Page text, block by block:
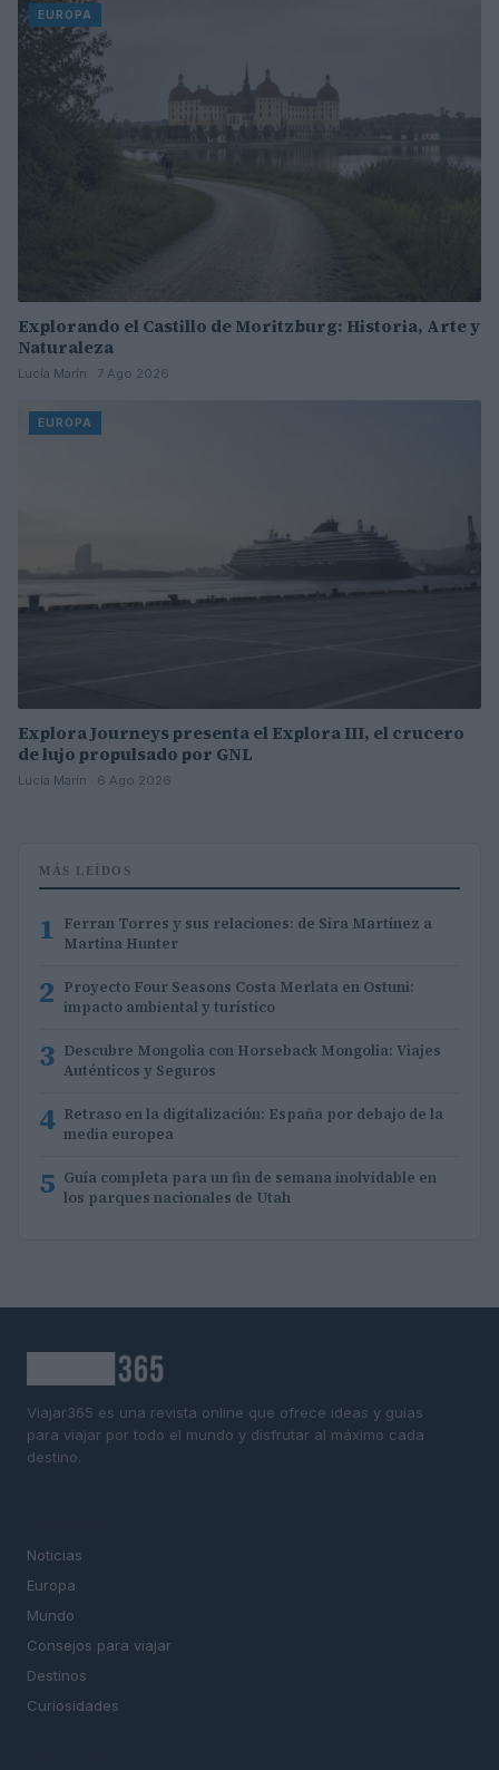
EUROPA
Explorando el Castillo de Moritzburg: Historia, Arte y
Naturaleza
Lucía Marín · 7 Ago 2026
EUROPA
Explora Journeys presenta el Explora III, el crucero
de lujo propulsado por GNL
Lucía Marín · 6 Ago 2026
MÁS LEÍDOS
1 Ferran Torres y sus relaciones: de Sira Martínez a
Martina Hunter
2 Proyecto Four Seasons Costa Merlata en Ostuni:
impacto ambiental y turístico
3 Descubre Mongolia con Horseback Mongolia: Viajes
Auténticos y Seguros
4 Retraso en la digitalización: España por debajo de la
media europea
5 Guía completa para un fin de semana inolvidable en
los parques nacionales de Utah
Viajar365 es una revista online que ofrece ideas y guías
para viajar por todo el mundo y disfrutar al máximo cada
destino.
Noticias
Europa
Mundo
Consejos para viajar
Destinos
Curiosidades